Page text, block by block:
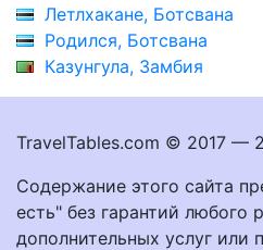
Летлхакане, Ботсвана
Родился, Ботсвана
Казунгула, Замбия
TravelTables.com © 2017 —
Содержание этого сайта
есть" без гарантий любого
дополнительных услуг или